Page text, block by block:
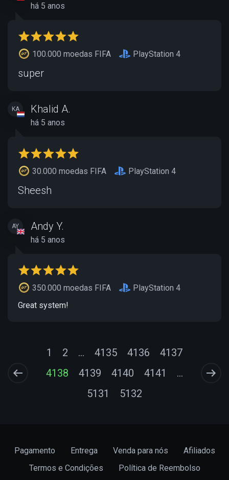
há 5 anos
100.000 moedas FIFA PlayStation 4
super
KA Khalid A.
há 5 anos
30.000 moedas FIFA PlayStation 4
Sheesh
AY Andy Y.
há 5 anos
350.000 moedas FIFA
PlayStation 4
Great system!
1 2 ... 4135 4136
4137
4138
4139 4140 4141
...
5131
5132
Pagamento Entrega Venda para nós
Afiliados
Termos e Condições
Política de Reembolso